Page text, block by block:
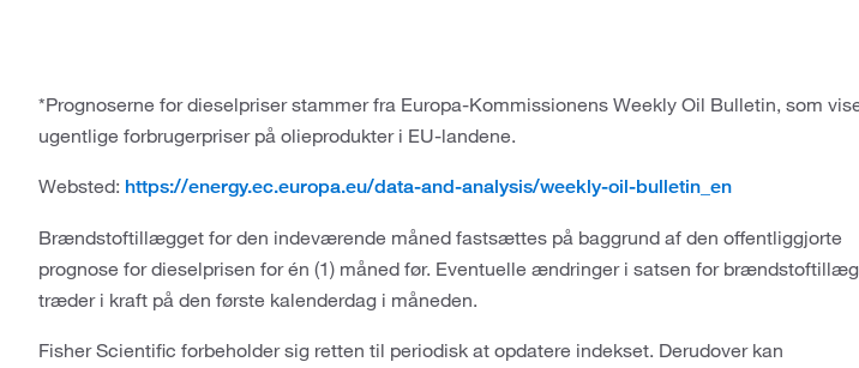
*Prognoserne for dieselpriser stammer fra Europa-Kommissionens Weekly Oil Bulletin, som
ugentlige forbrugerpriser på olieprodukter i EU-landene.
Websted: https://energy.ec.europa.eu/data-and-analysis/weekly-oil-bulletin_en
Brændstoftillægget for den indeværende måned fastsættes på baggrund af den offentliggjorte
prognose for dieselprisen for én (1) måned før. Eventuelle ændringer i satsen for brændstoftillæg
træder i kraft på den første kalenderdag i måneden.
Fisher Scientific forbeholder sig retten til periodisk at opdatere indekset. Derudover kan